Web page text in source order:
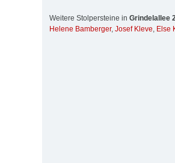
Weitere Stolpersteine in Grindelallee
Helene Bamberger, Josef Kleve, Else